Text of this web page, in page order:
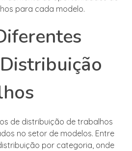
para cada modelo.
de distribuição de trabalhos
no setor de modelos. Entre
por categoria, onde